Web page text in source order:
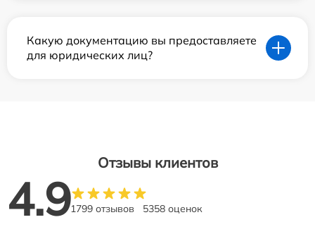
Какую документацию вы предоставляете
для юридических лиц?
Отзывы клиентов
4.91799 отзывов 5358 оценок